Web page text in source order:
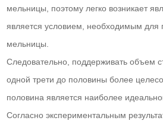
мельницы, поэтому легко возникает
является условием, необходимым для
мельницы.
Следовательно, поддерживать объем
одной трети до половины более
половина является наиболее
Согласно экспериментальным